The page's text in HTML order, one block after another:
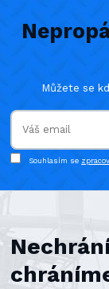
Můžete se
Souhlasím se